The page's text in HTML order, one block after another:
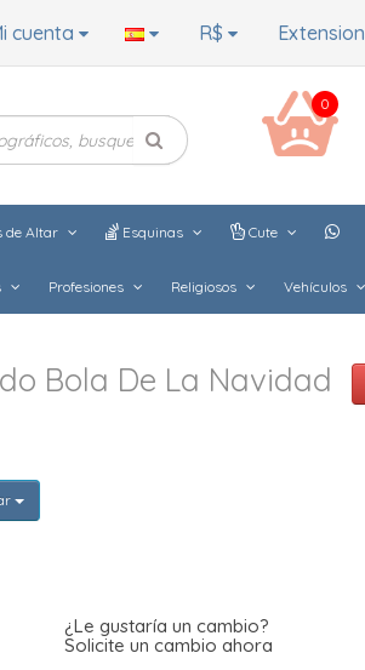
Extension
R$
cuenta
0
de Altar Esquinas Cute
Profesiones Religiosos Vehículos
Bola De La Navidad
¿Le gustaría un cambio?
Solicite un cambio ahora